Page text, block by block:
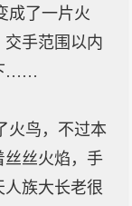
了一片火
手范围以内
……
鸟，不过本
丝丝火焰，手
族大长老很